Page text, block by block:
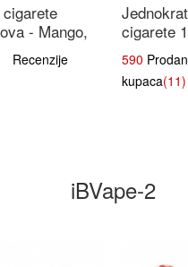
- Mango,
| Tropska
Recenzije
cigarete
Ananas i
Tropski
590
kupaca(11)
iBVape-2